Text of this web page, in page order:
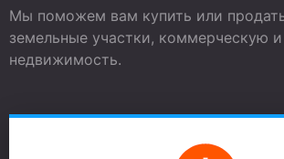
Мы поможем вам купить или
земельные участки, коммерческую
недвижимость.